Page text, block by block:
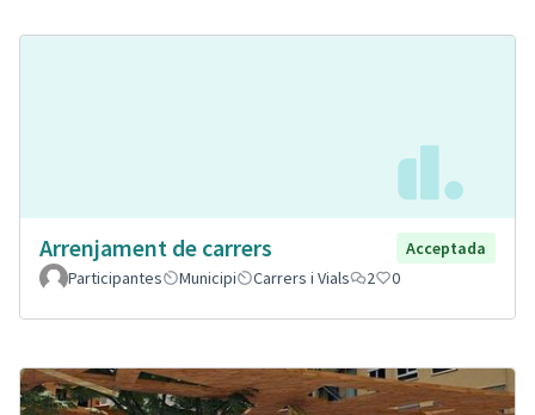
Arrenjament de carrers
Acceptada
Participantes
Municipi Carrers i Vials 2 0